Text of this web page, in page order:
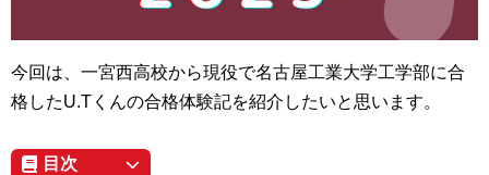
今回は、一宮西高校から現役で名古屋工業大学工学部に合
格したU.Tくんの合格体験記を紹介したいと思います。
目次